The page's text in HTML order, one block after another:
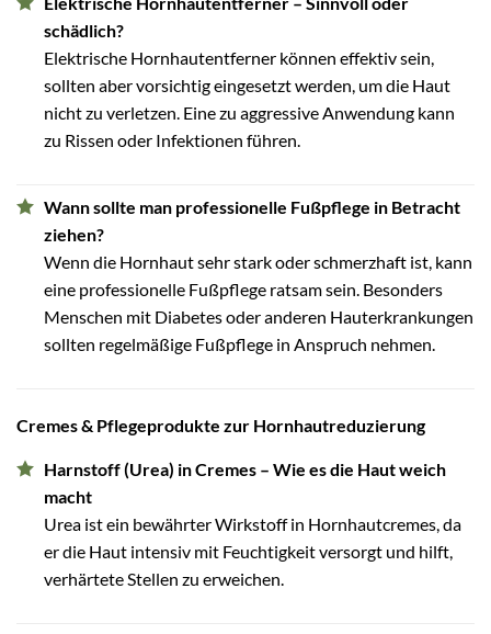
schädlich?
Elektrische Hornhautentferner können effektiv sein,
sollten aber vorsichtig eingesetzt werden, um die Haut
nicht zu verletzen. Eine zu aggressive Anwendung kann
zu Rissen oder Infektionen führen.
Wann sollte man professionelle Fußpflege in Betracht
ziehen?
Wenn die Hornhaut sehr stark oder schmerzhaft ist, kann
eine professionelle Fußpflege ratsam sein. Besonders
Menschen mit Diabetes oder anderen Hauterkrankungen
sollten regelmäßige Fußpflege in Anspruch nehmen.
Cremes & Pflegeprodukte zur Hornhautreduzierung
Harnstoff (Urea) in Cremes – Wie es die Haut weich
macht
Urea ist ein bewährter Wirkstoff in Hornhautcremes, da
er die Haut intensiv mit Feuchtigkeit versorgt und hilft,
verhärtete Stellen zu erweichen.